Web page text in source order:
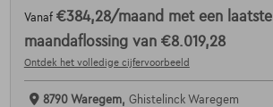
Vanaf €384,28/maand met een laatste
maandaflossing van €8.019,28
Ontdek het volledige cijfervoorbeeld
8790 Waregem, Ghistelinck Waregem